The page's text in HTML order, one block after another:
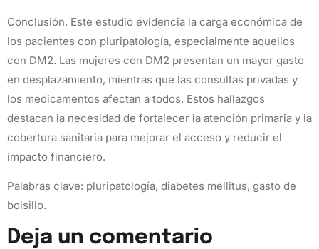
Conclusión. Este estudio evidencia la carga económica de
los pacientes con pluripatología, especialmente aquellos
con DM2. Las mujeres con DM2 presentan un mayor gasto
en desplazamiento, mientras que las consultas privadas y
los medicamentos afectan a todos. Estos hallazgos
destacan la necesidad de fortalecer la atención primaria y la
cobertura sanitaria para mejorar el acceso y reducir el
impacto financiero.
Palabras clave: pluripatología, diabetes mellitus, gasto de
bolsillo.
Deja un comentario